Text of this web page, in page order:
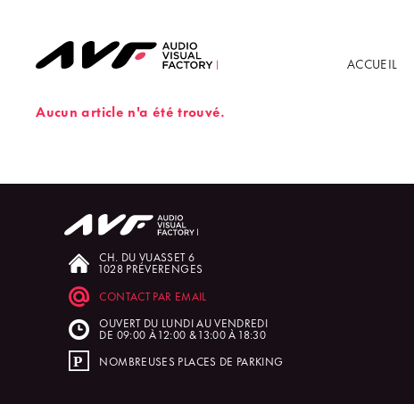
ACCUEIL
Aucun article n'a été trouvé.
CH. DU VUASSET 6
1028 PRÉVERENGES
CONTACT PAR EMAIL
OUVERT DU LUNDI AU VENDREDI
DE 09:00 À 12:00 & 13:00 À 18:30
NOMBREUSES PLACES DE PARKING